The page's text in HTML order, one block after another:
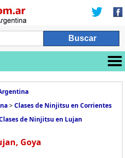
>Clases de Ninjitsu en Corrientes
de Ninjitsu en Lujan
Goya